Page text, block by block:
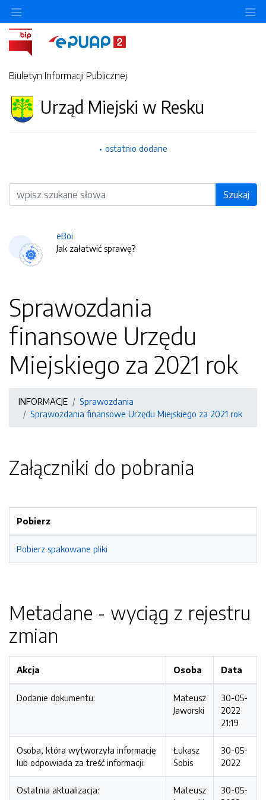
Biuletyn Informacji Publicznej
Urząd Miejski w Resku
ostatnio dodane
Wyszukiwarka Szukaj
eBoi
Jak załatwić sprawę?
Sprawozdania
finansowe Urzędu
Miejskiego za 2021 rok
INFORMACJE
Sprawozdania
Sprawozdania finansowe Urzędu Miejskiego za 2021 rok
Załączniki do pobrania
Pobierz
Pobierz spakowane pliki
Metadane - wyciąg z rejestru
zmian
Akcja Osoba Data
Dodanie dokumentu:
Mateusz
Jaworski
30-05-
2022
21:19
Osoba, która wytworzyła informację
lub odpowiada za treść informacji:
Łukasz
Sobis
30-05-
2022
Ostatnia aktualizacja:
Mateusz
30-05-